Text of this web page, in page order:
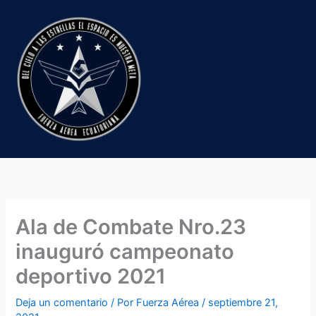
contenido
Ala de Combate Nro.23
inauguró campeonato
deportivo 2021
Deja un comentario / Por Fuerza Aérea/ septiembre 21,